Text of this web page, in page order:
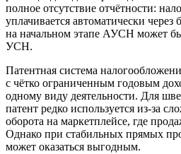
полное отсутствие отчётности:
уплачивается автоматически
на начальном этапе АУСН может
УСН.
Патентная система
с чётко ограниченным годовым
одному виду деятельности. Для
патент редко используется из-за
оборота на маркетплейсе, где
Однако при стабильных прямых
может оказаться выгодным.